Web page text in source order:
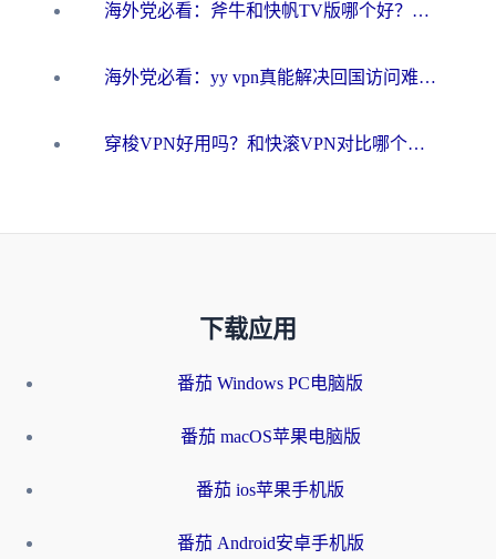
海外党必看：斧牛和快帆TV版哪个好？3分钟选对回国加速器，无缝刷B站、追热剧
海外党必看：yy vpn真能解决回国访问难题？附云极initap测评+免费方案对比
穿梭VPN好用吗？和快滚VPN对比哪个回国效果更好？海外党选回国加速器必看指南
下载应用
番茄 Windows PC电脑版
番茄 macOS苹果电脑版
番茄 ios苹果手机版
番茄 Android安卓手机版